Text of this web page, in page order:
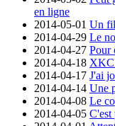
en ligne
2014-05-01 Un
2014-04-29 Le
2014-04-27 Pour
2014-04-18
2014-04-17 J'ai
2014-04-14 Une
2014-04-08 Le
2014-04-05 C'est